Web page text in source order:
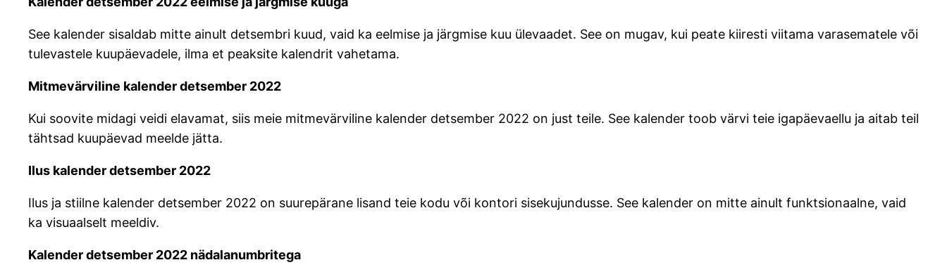
See kalender sisaldab mitte ainult detsembri kuud, vaid ka eelmise ja järgmise kuu ülevaadet. See on mugav, kui peate kiiresti viitama varasematele või
tulevastele kuupäevadele, ilma et peaksite kalendrit vahetama.
Mitmevärviline kalender detsember 2022
Kui soovite midagi veidi elavamat, siis meie mitmevärviline kalender detsember 2022 on just teile. See kalender toob värvi teie igapäevaellu ja aitab teil
tähtsad kuupäevad meelde jätta.
Ilus kalender detsember 2022
Ilus ja stiilne kalender detsember 2022 on suurepärane lisand teie kodu või kontori sisekujundusse. See kalender on mitte ainult funktsionaalne, vaid
ka visuaalselt meeldiv.
Kalender detsember 2022 nädalanumbritega